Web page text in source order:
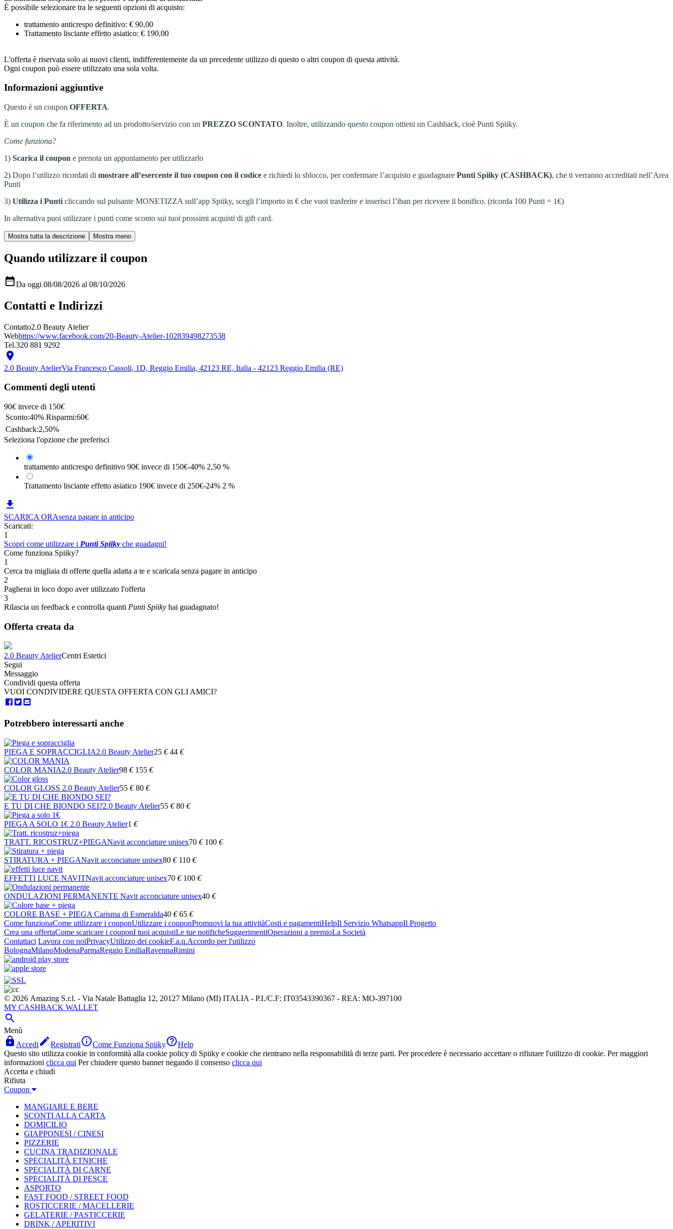
È possibile selezionare tra le seguenti opzioni di acquisto:
trattamento anticrespo definitivo: € 90,00
Trattamento lisciante effetto asiatico: € 190,00
L'offerta è riservata solo ai nuovi clienti, indifferentemente da un precedente utilizzo di questo o altri coupon di questa attività.
Ogni coupon può essere utilizzato una sola volta.
Informazioni aggiuntive
Questo è un coupon OFFERTA.
È un coupon che fa riferimento ad un prodotto/servizio con un PREZZO SCONTATO. Inoltre, utilizzando questo coupon ottieni un Cashback, cioè Punti Spiiky.
Come funziona?
1) Scarica il coupon e prenota un appuntamento per utilizzarlo
2) Dopo l’utilizzo ricordati di mostrare all’esercente il tuo coupon con il codice e richiedi lo sblocco, per confermare l’acquisto e guadagnare Punti Spiiky (CASHBACK), che ti verranno accreditati nell’Area
Punti
3) Utilizza i Punti cliccando sul pulsante MONETIZZA sull’app Spiiky, scegli l’importo in € che vuoi trasferire e inserisci l’iban per ricevere il bonifico. (ricorda 100 Punti = 1€)
In alternativa puoi utilizzare i punti come sconto sui tuoi prossimi acquisti di gift card.
Quando utilizzare il coupon
Da oggi 08/08/2026 al 08/10/2026
Contatti e Indirizzi
Contatto2.0 Beauty Atelier
Webhttps://www.facebook.com/20-Beauty-Atelier-102839498273538
Tel.320 881 9292

2.0 Beauty AtelierVia Francesco Cassoli, 1D, Reggio Emilia, 42123 RE, Italia - 42123 Reggio Emilia (RE)
Commenti degli utenti
90€ invece di 150€
Sconto:40% Risparmi:60€
Cashback:2,50%
Seleziona l'opzione che preferisci
trattamento anticrespo definitivo 90€ invece di 150€-40% 2,50 %
Trattamento lisciante effetto asiatico 190€ invece di 250€-24% 2 %

SCARICA ORAsenza pagare in anticipo
Scaricati:
1
Scopri come utilizzare i Punti Spiiky che guadagni!
Come funziona Spiiky?
1
Cerca tra migliaia di offerte quella adatta a te e scaricala senza pagare in anticipo
2
Pagherai in loco dopo aver utilizzato l'offerta
3
Rilascia un feedback e controlla quanti Punti Spiiky hai guadagnato!
Offerta creata da
2.0 Beauty AtelierCentri Estetici
Segui
Messaggio
Condividi questa offerta
VUOI CONDIVIDERE QUESTA OFFERTA CON GLI AMICI?
Potrebbero interessarti anche
PIEGA E SOPRACCIGLIA2.0 Beauty Atelier25 € 44 €
COLOR MANIA2.0 Beauty Atelier98 € 155 €
COLOR GLOSS 2.0 Beauty Atelier55 € 80 €
E TU DI CHE BIONDO SEI?2.0 Beauty Atelier55 € 80 €
PIEGA A SOLO 1€ 2.0 Beauty Atelier1 €
TRATT. RICOSTRUZ+PIEGANavit acconciature unisex70 € 100 €
STIRATURA + PIEGANavit acconciature unisex80 € 110 €
EFFETTI LUCE NAVITNavit acconciature unisex70 € 100 €
ONDULAZIONI PERMANENTE Navit acconciature unisex40 €
COLORE BASE + PIEGA Carisma di Esmeralda40 € 65 €
Come funzionaCome utilizzare i couponUtilizzare i couponPromuovi la tua attivitàCosti e pagamentiHelpIl Servizio WhatsappIl Progetto
Crea una offertaCome scaricare i couponI tuoi acquistiLe tue notificheSuggerimentiOperazioni a premioLa Società
Contattaci Lavora con noiPrivacyUtilizzo dei cookieF.a.q.Accordo per l'utilizzo
BolognaMilanoModenaParmaReggio EmiliaRavennaRimini
© 2026 Amazing S.r.l. - Via Natale Battaglia 12, 20127 Milano (MI) ITALIA - P.I./C.F: IT03543390367 - REA: MO-397100
MY CASHBACK WALLET

Menù
 Accedi RegistratiCome Funziona SpiikyHelp
Questo sito utilizza cookie in conformità alla cookie policy di Spiiky e cookie che rientrano nella responsabilità di terze parti. Per procedere è necessario accettare o rifiutare l'utilizzo di cookie. Per maggiori
informazioni clicca qui Per chiudere questo banner negando il consenso clicca qui
Accetta e chiudi
Rifiuta
Coupon
MANGIARE E BERE
SCONTI ALLA CARTA
DOMICILIO
GIAPPONESI / CINESI
PIZZERIE
CUCINA TRADIZIONALE
SPECIALITÀ ETNICHE
SPECIALITÀ DI CARNE
SPECIALITÀ DI PESCE
ASPORTO
FAST FOOD / STREET FOOD
ROSTICCERIE / MACELLERIE
GELATERIE / PASTICCERIE
DRINK / APERITIVI